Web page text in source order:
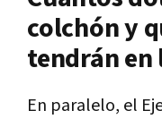
colchón y
tendrán en
En paralelo, el